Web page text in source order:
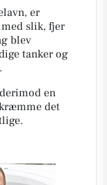
er
slik, fjer
blev
tanker og
en
det